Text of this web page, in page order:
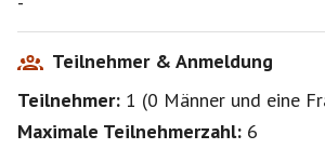
Teilnehmer & Anmeldung
Teilnehmer: 1 (0 Männer und eine
Maximale Teilnehmerzahl: 6